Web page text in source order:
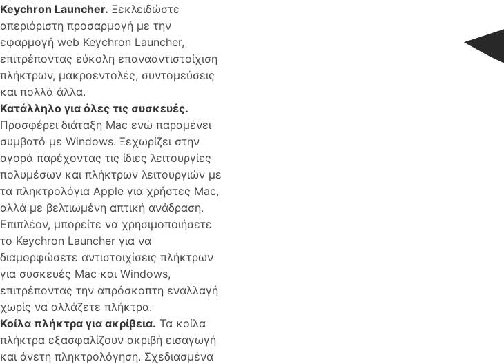
Keychron Launcher. Ξεκλειδώστε
απεριόριστη προσαρμογή με την
εφαρμογή web Keychron Launcher,
επιτρέποντας εύκολη επανααντιστοίχιση
πλήκτρων, μακροεντολές, συντομεύσεις
και πολλά άλλα.
Κατάλληλο για όλες τις συσκευές.
Προσφέρει διάταξη Mac ενώ παραμένει
συμβατό με Windows. Ξεχωρίζει στην
αγορά παρέχοντας τις ίδιες λειτουργίες
πολυμέσων και πλήκτρων λειτουργιών με
τα πληκτρολόγια Apple για χρήστες Mac,
αλλά με βελτιωμένη απτική ανάδραση.
Επιπλέον, μπορείτε να χρησιμοποιήσετε
το Keychron Launcher για να
διαμορφώσετε αντιστοιχίσεις πλήκτρων
για συσκευές Mac και Windows,
επιτρέποντας την απρόσκοπτη εναλλαγή
χωρίς να αλλάζετε πλήκτρα.
Κοίλα πλήκτρα για ακρίβεια. Τα κοίλα
πλήκτρα εξασφαλίζουν ακριβή εισαγωγή
και άνετη πληκτρολόγηση. Σχεδιασμένα